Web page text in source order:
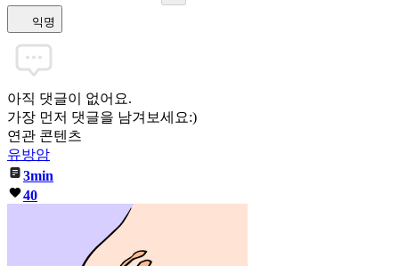
익명
아직 댓글이 없어요.
가장 먼저 댓글을 남겨보세요:)
연관 콘텐츠
유방암
3min
40